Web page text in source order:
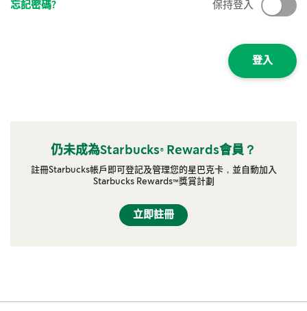
忘記密碼? 保持登入
登入
仍未成為Starbucks® Rewards會員？
註冊Starbucks帳戶即可登記及管理您的星巴克卡，並自動加入
Starbucks Rewards™獎賞計劃
立即註冊